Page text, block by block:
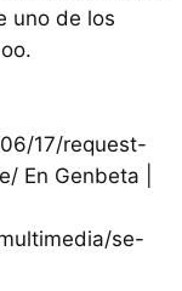
uno de los
17/request-
En Genbeta |
se-